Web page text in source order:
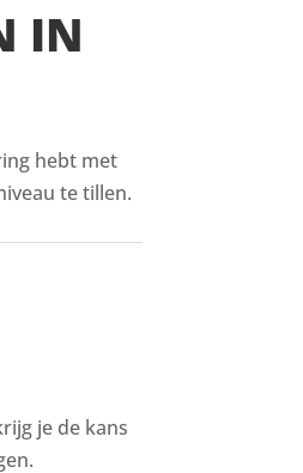
IN
hebt met
te tillen.
je de kans